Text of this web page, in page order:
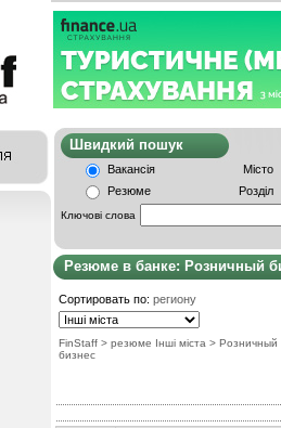
Швидкий
Вакансія
Місто
Резюме
Розділ
Ключові слова
Резюме в банке: Розничный
Сортировать по: региону
FinStaff > резюме Інші міста > Розничный
бизнес